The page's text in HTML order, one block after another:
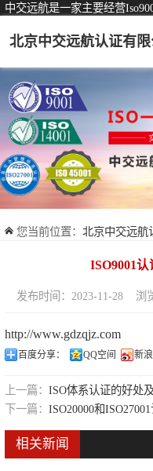
北京中交远航认证有
您当前位置： 北京中交远航
ISO9001
发布时间：2023-11-28 浏
http://www.gdzqjz.com
百度分享： QQ空间 新
上一篇： ISO体系认证的好处
下一篇： ISO20000和
相关新闻
认证服务